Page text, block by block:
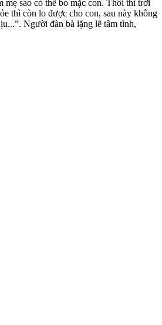
mẹ sao có thể bỏ mặc con. Thôi thì trời
thì còn lo được cho con, sau này không
Người đàn bà lặng lẽ tâm tình,